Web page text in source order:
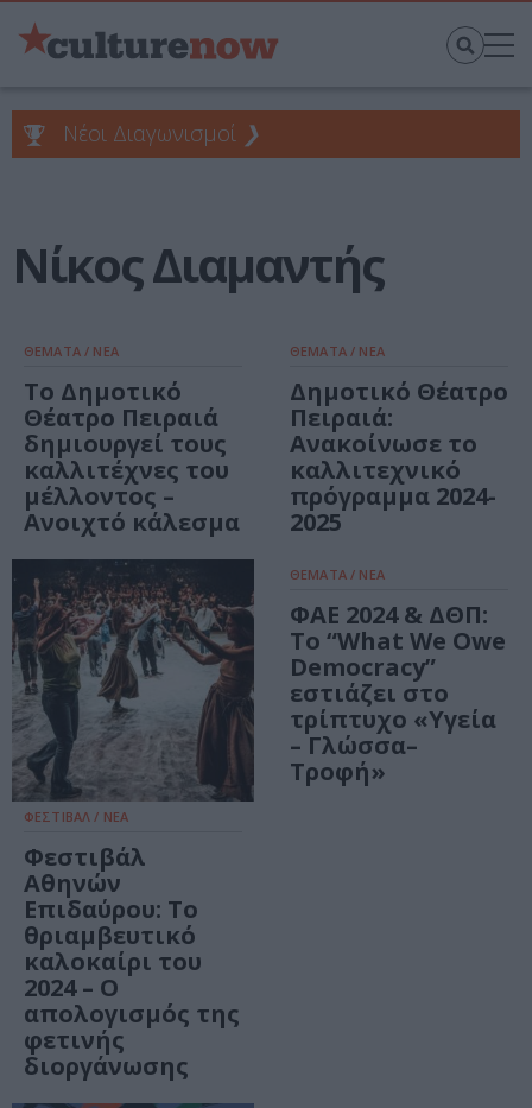
Νέοι Διαγωνισμοί ❯
Νίκος Διαμαντής
ΘΕΜΑΤΑ / ΝΕΑ
Το Δημοτικό
Θέατρο Πειραιά
δημιουργεί τους
καλλιτέχνες του
μέλλοντος –
Ανοιχτό κάλεσμα
ΘΕΜΑΤΑ / ΝΕΑ
Δημοτικό Θέατρο
Πειραιά:
Ανακοίνωσε το
καλλιτεχνικό
πρόγραμμα 2024-
2025
ΦΕΣΤΙΒΑΛ / ΝΕΑ
Φεστιβάλ
Αθηνών
Επιδαύρου: Το
θριαμβευτικό
καλοκαίρι του
2024 – Ο
απολογισμός της
φετινής
διοργάνωσης
ΘΕΜΑΤΑ / ΝΕΑ
ΦΑΕ 2024 & ΔΘΠ:
Το “What We Owe
Democracy”
εστιάζει στο
τρίπτυχο «Υγεία
– Γλώσσα–
Τροφή»